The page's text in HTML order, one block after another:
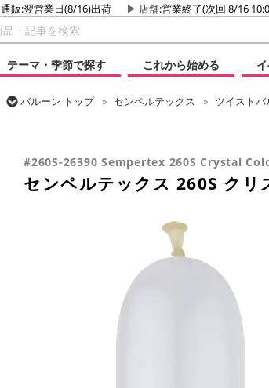
通販:翌営業日(8/16)出荷 店舗:営業終了(次回 8/16
テーマ・季節で探す
これから始める
バルーン トップ センペルテックス ツイストバ
#260S-26390 Sempertex 260S Crystal
センペルテックス 260S クリ